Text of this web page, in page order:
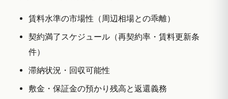
賃料水準の市場性（周辺相場との乖離）
契約満了スケジュール（再契約率・賃料更新条
件）
滞納状況・回収可能性
敷金・保証金の預かり残高と返還義務